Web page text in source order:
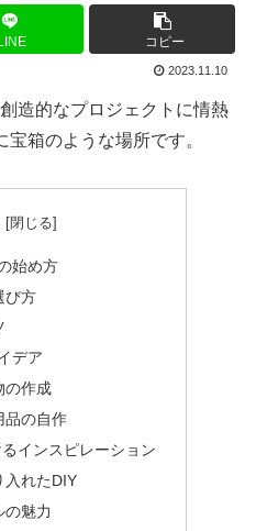
コピー
2023.11.10
造的なプロジェクトに情熱
箱のような場所です。
始め方
び方
デア
の作成
品の自作
インスピレーション
入れたDIY
の魅力